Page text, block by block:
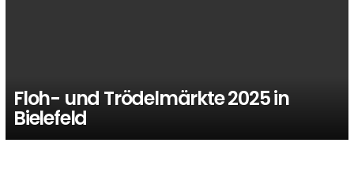
Floh- und Trödelmärkte 2025 in
Bielefeld